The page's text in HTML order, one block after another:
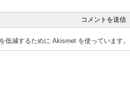
低減するために Akismet を使っています。